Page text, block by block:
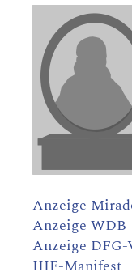
Anzeige
Anzeige WDB
Anzeige
IIIF-Manifest